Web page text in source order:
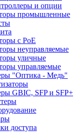
и опции
промышленные
c PoE
неуправляемые
уличные
управляемые
"Оптика - Медь"
GBIC, SFP и SFP+
доступа